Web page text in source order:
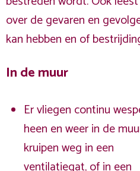
over de gevaren en
kan hebben en of
In de muur
Er vliegen continu
heen en weer in de
kruipen weg in een